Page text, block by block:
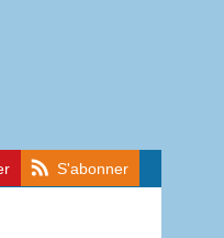
S'abonner